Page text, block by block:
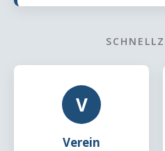
V
Verein